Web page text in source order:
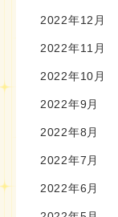
2022年12月
2022年11月
2022年10月
2022年9月
2022年8月
2022年7月
2022年6月